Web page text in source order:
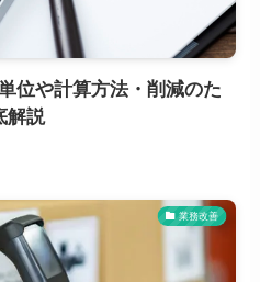
位や計算方法・削減のた
解説
業務改善